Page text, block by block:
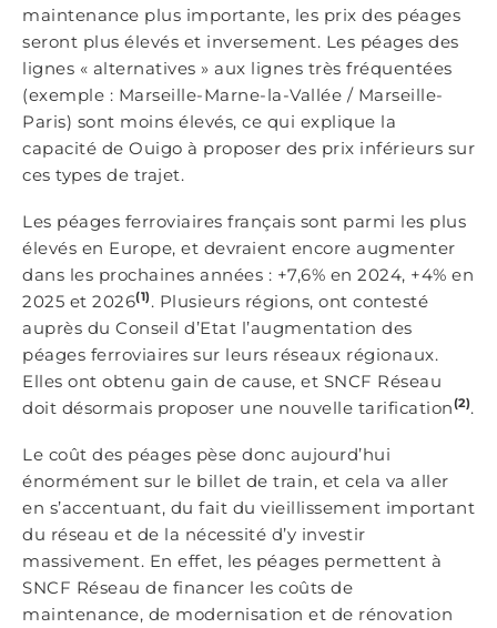
maintenance plus importante, les prix des péages
seront plus élevés et inversement. Les péages des
lignes « alternatives » aux lignes très fréquentées
(exemple : Marseille-Marne-la-Vallée / Marseille-
Paris) sont moins élevés, ce qui explique la
capacité de Ouigo à proposer des prix inférieurs sur
ces types de trajet.
Les péages ferroviaires français sont parmi les plus
élevés en Europe, et devraient encore augmenter
dans les prochaines années : +7,6% en 2024, +4% en
2025 et 2026(1) . Plusieurs régions, ont contesté
auprès du Conseil d’Etat l’augmentation des
péages ferroviaires sur leurs réseaux régionaux.
Elles ont obtenu gain de cause, et SNCF Réseau
doit désormais proposer une nouvelle tarification(2).
Le coût des péages pèse donc aujourd’hui
énormément sur le billet de train, et cela va aller
en s’accentuant, du fait du vieillissement important
du réseau et de la nécessité d’y investir
massivement. En effet, les péages permettent à
SNCF Réseau de financer les coûts de
maintenance, de modernisation et de rénovation